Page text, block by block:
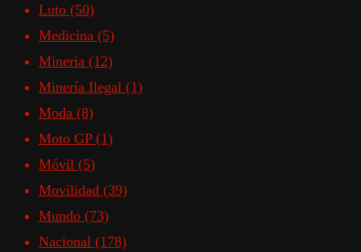
Luto (50)
Medicina (5)
Mineria (12)
Minería Ilegal (1)
Moda (8)
Moto GP (1)
Móvil (5)
Movilidad (39)
Mundo (73)
Nacional (178)